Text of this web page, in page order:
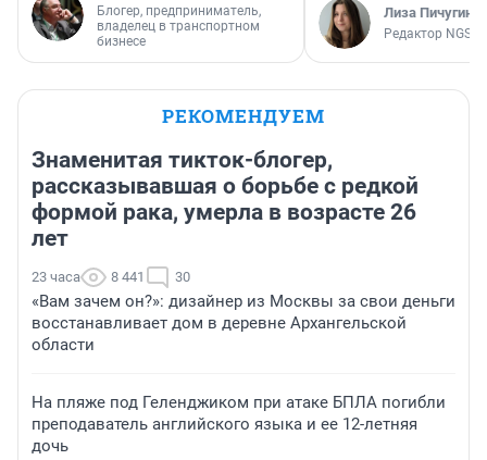
Блогер, предприниматель,
владелец в транспортном
бизнесе
Лиза Пичугина
Редактор
РЕКОМЕНДУЕМ
Знаменитая тикток-блогер,
рассказывавшая о борьбе с редкой
формой рака, умерла в возрасте 26
лет
23 часа 8 441 30
«Вам зачем он?»: дизайнер из Москвы за свои деньги
восстанавливает дом в деревне Архангельской
области
На пляже под Геленджиком при атаке БПЛА погибли
преподаватель английского языка и ее 12-летняя
дочь